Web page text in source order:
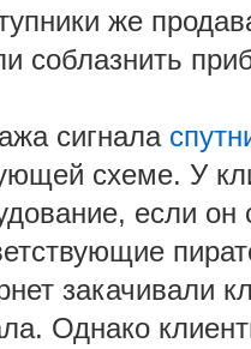
же
соблазнить
сигнала
схеме. У
если
закачивали
Однако